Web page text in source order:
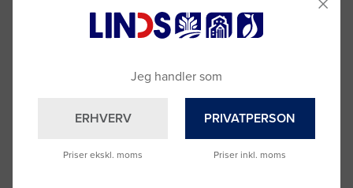
Brug for hjælp?
Ring til os på9992 0233
Du kan også kontakte din lokale sælger
se oversigten her
Jeg handler som
ERHVERV
Priser ekskl. moms
PRIVATPERSON
Priser inkl. moms